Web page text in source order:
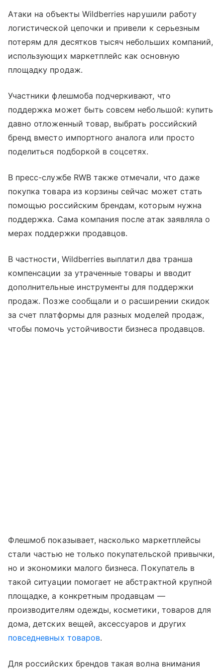
Атаки на объекты Wildberries нарушили работу
логистической цепочки и привели к серьезным
потерям для десятков тысяч небольших компаний,
использующих маркетплейс как основную
площадку продаж.
Участники флешмоба подчеркивают, что
поддержка может быть совсем небольшой: купить
давно отложенный товар, выбрать российский
бренд вместо импортного аналога или просто
поделиться подборкой в соцсетях.
В пресс-службе RWB также отмечали, что даже
покупка товара из корзины сейчас может стать
помощью российским брендам, которым нужна
поддержка. Сама компания после атак заявляла о
мерах поддержки продавцов.
В частности, Wildberries выплатил два транша
компенсации за утраченные товары и вводит
дополнительные инструменты для поддержки
продаж. Позже сообщали и о расширении скидок
за счет платформы для разных моделей продаж,
чтобы помочь устойчивости бизнеса продавцов.
Флешмоб показывает, насколько маркетплейсы
стали частью не только покупательской привычки,
но и экономики малого бизнеса. Покупатель в
такой ситуации помогает не абстрактной крупной
площадке, а конкретным продавцам —
производителям одежды, косметики, товаров для
дома, детских вещей, аксессуаров и других
повседневных товаров.
Для российских брендов такая волна внимания